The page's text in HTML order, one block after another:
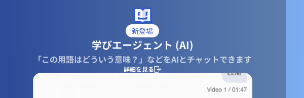
新登場
学びエージェント (AI)
「この用語はどういう意味？」などをAIとチャットできます
詳細を見る